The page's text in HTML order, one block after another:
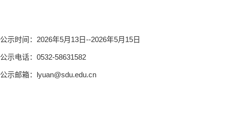
公示时间：2026年5月13日--2026年5月15日
公示电话：0532-58631582
公示邮箱：lyuan@sdu.edu.cn